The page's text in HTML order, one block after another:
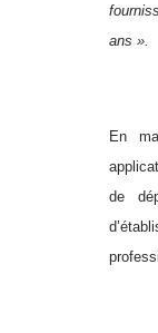
ans ».
En
de